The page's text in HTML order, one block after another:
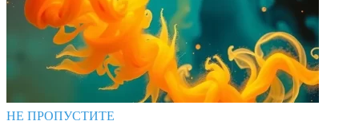
НЕ ПРОПУСТИТЕ